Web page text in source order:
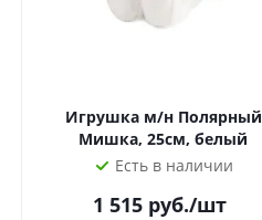
Игрушка м/н Полярный
Мишка, 25см, белый
Есть в наличии
1 515руб./шт